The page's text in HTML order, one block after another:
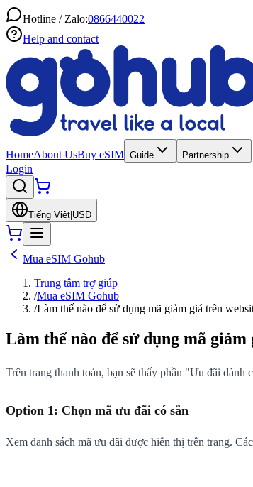
Hotline / Zalo:0866440022
Help and contact
HomeAbout UsBuy eSIM Guide Partnership
Login
Tiếng Việt USD
Mua eSIM Gohub
Trung tâm trợ giúp
/Mua eSIM Gohub
/Làm thế nào để sử dụng mã giảm giá trên
Làm thế nào để sử dụng mã
Trên trang thanh toán, bạn sẽ thấy phần "Ưu đãi
Option 1: Chọn mã ưu đãi có sẵn
Xem danh sách mã ưu đãi được hiển thị trên trang.